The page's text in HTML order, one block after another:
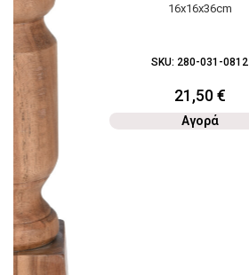
16x16x36cm
SKU: 280-031-0812
21,50€
Αγορά